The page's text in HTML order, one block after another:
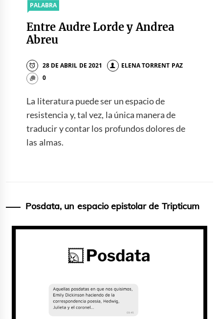
PALABRA
Entre Audre Lorde y Andrea
Abreu
28 DE ABRIL DE 2021
ELENA TORRENT PAZ
0
La literatura puede ser un espacio de
resistencia y, tal vez, la única manera de
traducir y contar los profundos dolores de
las almas.
Posdata, un espacio epistolar de Tripticum